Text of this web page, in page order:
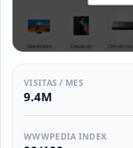
VISITAS / MES
9.4M
WWWPEDIA INDEX